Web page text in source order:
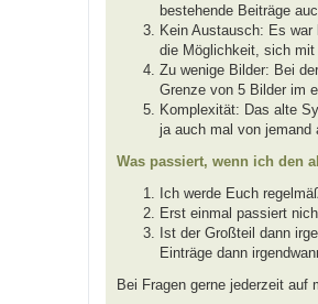
bestehende Beiträge
Kein Austausch: Es war
die Möglichkeit, sich mit
Zu wenige Bilder: Bei
Grenze von 5 Bilder im
Komplexität: Das alte
ja auch mal von jemand
Was passiert, wenn ich den
Ich werde Euch
Erst einmal passiert
Ist der Großteil dann
Einträge dann
Bei Fragen gerne jederzeit auf